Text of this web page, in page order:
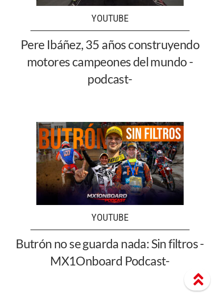
YOUTUBE
Pere Ibáñez, 35 años construyendo
motores campeones del mundo -
podcast-
YOUTUBE
Butrón no se guarda nada: Sin filtros -
MX1Onboard Podcast-